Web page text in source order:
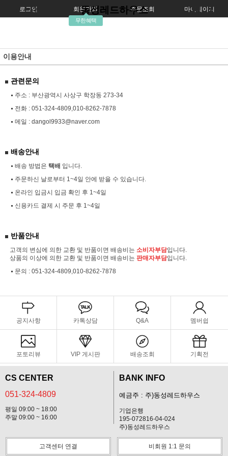
로그인 회원가입
무한혜택
주문조회 마이페이지
동성레드하우스
이용안내
관련문의
주소 : 부산광역시 사상구 학장동 273-34
전화 : 051-324-4809,010-8262-7878
메일 : dangol9933@naver.com
배송안내
배송 방법은 택배 입니다.
주문하신 날로부터 1~4일 안에 받을 수 있습니다.
온라인 입금시 입금 확인 후 1~4일
신용카드 결제 시 주문 후 1~4일
반품안내
고객의 변심에 의한 교환 및 반품이면 배송비는 소비자부담입니다.
상품의 이상에 의한 교환 및 반품이면 배송비는 판매자부담입니다.
문의 : 051-324-4809,010-8262-7878
공지사항 카톡상담 Q&A 멤버쉽
포토리뷰 VIP 게시판 배송조회 기획전
CS CENTER
051-324-4809
평일 09:00 ~ 18:00
주말 09:00 ~ 16:00
BANK INFO
예금주 : 주)동성레드하우스
기업은행
195-072816-04-024
주)동성레드하우스
고객센터 연결 비회원 1:1 문의